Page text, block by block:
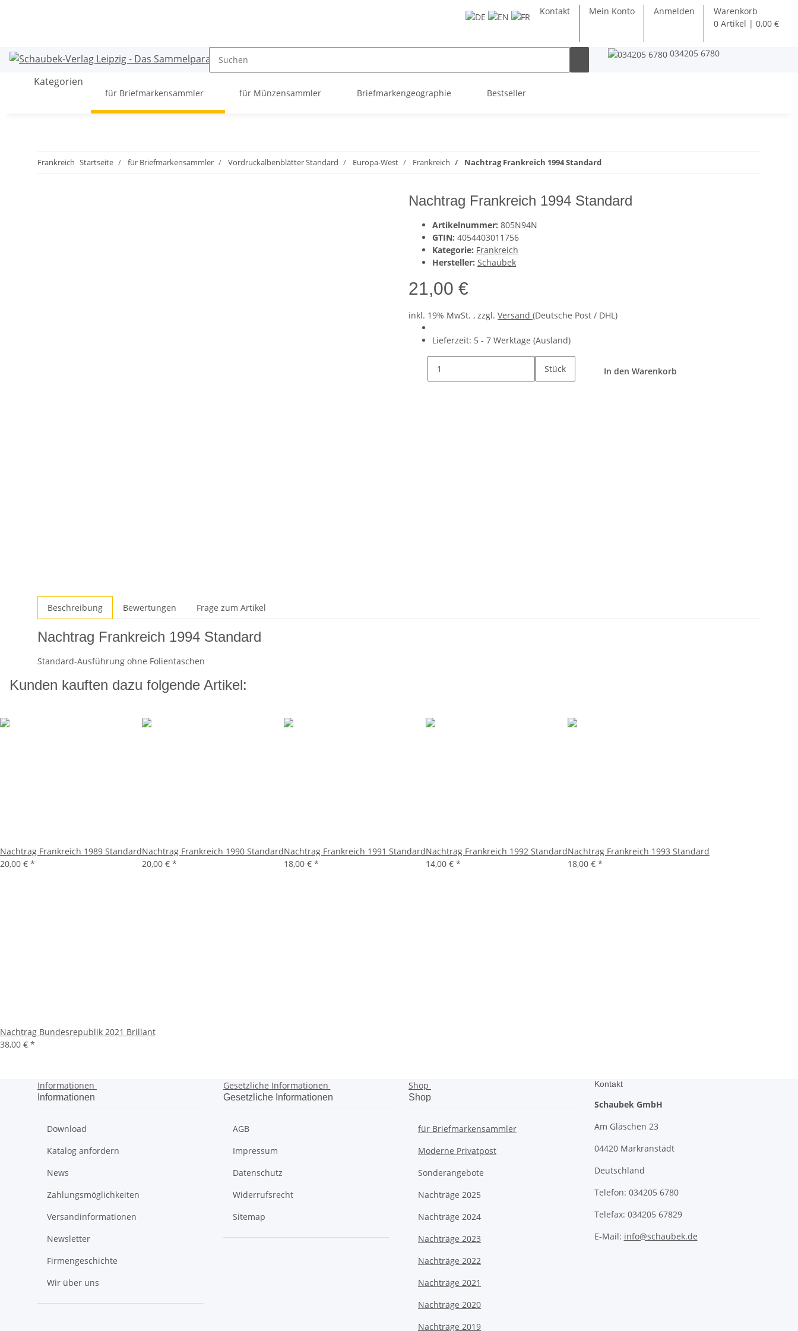
Kontakt Mein Konto Anmelden
Warenkorb
0 Artikel | 0,00 €
034205 6780
Kategorien
für Briefmarkensammler für Münzensammler Briefmarkengeographie Bestseller
Frankreich Startseite für Briefmarkensammler Vordruckalbenblätter Standard Europa-West Frankreich Nachtrag Frankreich 1994 Standard
Nachtrag Frankreich 1994 Standard
Artikelnummer: 805N94N
GTIN: 4054403011756
Kategorie: Frankreich
Hersteller: Schaubek
21,00 €
inkl. 19% MwSt. , zzgl. Versand (Deutsche Post / DHL)
Lieferzeit: 5 - 7 Werktage (Ausland)
Stück In den Warenkorb
Beschreibung Bewertungen Frage zum Artikel
Nachtrag Frankreich 1994 Standard
Standard-Ausführung ohne Folientaschen
Kunden kauften dazu folgende Artikel:
Nachtrag Frankreich 1989 Standard
20,00 € *
Nachtrag Frankreich 1990 Standard
20,00 € *
Nachtrag Frankreich 1991 Standard
18,00 € *
Nachtrag Frankreich 1992 Standard
14,00 € *
Nachtrag Frankreich 1993 Standard
18,00 € *
Nachtrag Bundesrepublik 2021 Brillant
38,00 € *
Informationen
Informationen
Download
Katalog anfordern
News
Zahlungsmöglichkeiten
Versandinformationen
Newsletter
Firmengeschichte
Wir über uns
Gesetzliche Informationen
Gesetzliche Informationen
AGB
Impressum
Datenschutz
Widerrufsrecht
Sitemap
Shop
Shop
für Briefmarkensammler
Moderne Privatpost
Sonderangebote
Nachträge 2025
Nachträge 2024
Nachträge 2023
Nachträge 2022
Nachträge 2021
Nachträge 2020
Nachträge 2019
Kontakt
Schaubek GmbH
Am Gläschen 23
04420 Markranstädt
Deutschland
Telefon: 034205 6780
Telefax: 034205 67829
E-Mail: info@schaubek.de